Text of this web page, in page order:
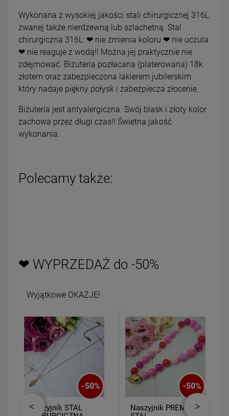
Wykonana z wysokiej jakości stali chirurgicznej 316L
zwanej także nierdzewną lub szlachetną. Stal
chirurgiczna 316L: ❤ nie zmienia koloru ❤ nie uczula
❤ nie reaguje z wodą!! Można jej praktycznie nie
zdejmować. Biżuteria pozłacana (platerowana) 18k
złotem oraz zabezpieczona lakierem jubilerskim
który nadaje piękny połysk i zabezpiecza złocenie.
Biżuteria jest antyalergiczna. Swój blask i złoty kolor
zachowa przez długi czas!! Świetna jakość
wykonania.
Polecamy także:
❤ WYPRZEDAŻ do -50%
Wyjątkowe OKAZJE!
-50%
Naszyjnik STAL
-50%
Naszyjnik PREMIUM